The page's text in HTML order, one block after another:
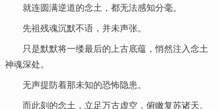
就连圆满逆道的念土，都无法感知分毫。
先祖残魂沉默不语，并未声张。
只是默默将一缕最后的上古底蕴，悄然注入念土
神魂深处。
无声提防着那未知的恐怖隐患。
而此刻的念土，立足万古虚空，俯瞰复苏诸天。